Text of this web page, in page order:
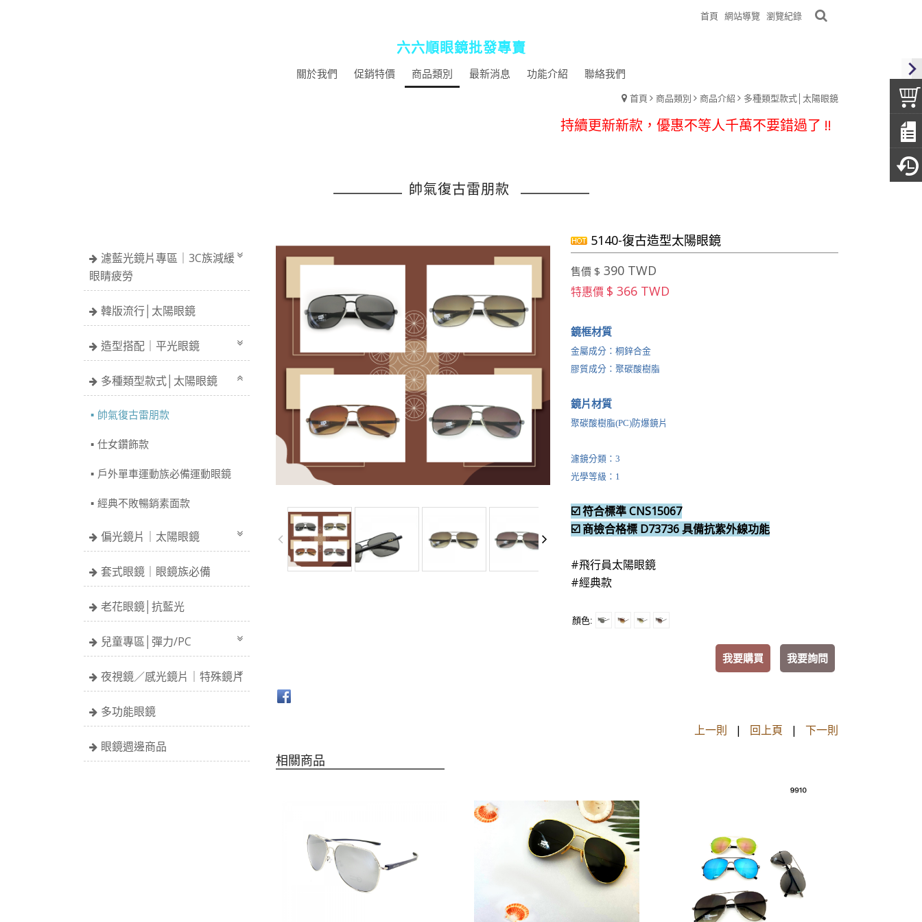
首頁 網站導覽 瀏覽紀錄
六六順眼鏡批發專賣
關於我們 促銷特價 商品類別 最新消息 功能介紹 聯絡我們
首頁 商品類別 商品介紹 多種類型款式│太陽眼鏡
促銷100元老花~購買三隻免運費~超優惠
持續更新新款，優惠不等人千萬不要錯過了 !!
提供商店批發，亦有眼鏡架等等可供參考
持續更新新款，優惠不等人千萬不要錯過了 !!
活動快閃~即刻起消費滿$500免運哦
購買眼鏡附贈眼鏡布及眼鏡袋
提供商店批發，亦有眼鏡架等等可供參考
帥氣復古雷朋款
濾藍光鏡片專區｜3C族減緩
眼睛疲勞
韓版流行│太陽眼鏡
造型搭配｜平光眼鏡
多種類型款式│太陽眼鏡
帥氣復古雷朋款
仕女鑽飾款
戶外單車運動族必備運動眼鏡
經典不敗暢銷素面款
偏光鏡片｜太陽眼鏡
套式眼鏡｜眼鏡族必備
老花眼鏡│抗藍光
兒童專區│彈力/PC
夜視鏡／感光鏡片｜特殊鏡片
多功能眼鏡
眼鏡週邊商品
5140-復古造型太陽眼鏡
售價 $ 390 TWD
特惠價 $ 366 TWD
鏡框材質
金屬成分：桐鋅合金
膠質成分：聚碳酸樹脂
鏡片材質
聚碳酸樹脂(PC)防爆鏡片
​濾鏡分類：3
光學等級：1
☑️ 符合標準 CNS15067
☑️ 商檢合格標 D73736 具備抗紫外線功能
#飛行員太陽眼鏡
#經典款
顏色
我要購買 我要詢問
上一則 | 回上頁 | 下一則
相關商品